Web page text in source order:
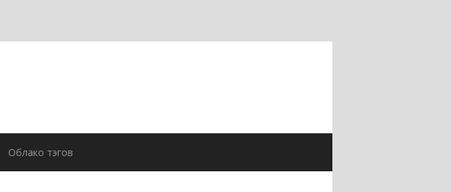
Облако тэгов